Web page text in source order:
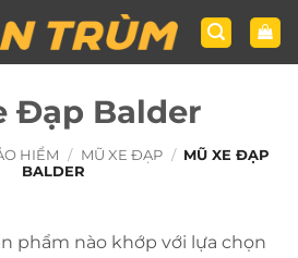
Đạp Balder
HIỂM / MŨ XE ĐẠP / MŨ XE ĐẠP
BALDER
phẩm nào khớp với lựa chọn